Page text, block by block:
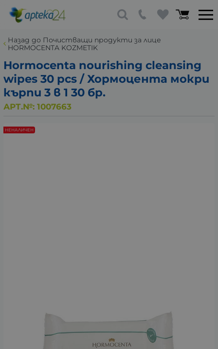
Назад до Почистващи продукти за лице
HORMOCENTA KOZMETIK
Hormocenta nourishing cleansing
wipes 30 pcs / Хормоцента мокри
кърпи 3 в 1 30 бр.
АРТ.№: 1007663
НЕНАЛИЧЕН